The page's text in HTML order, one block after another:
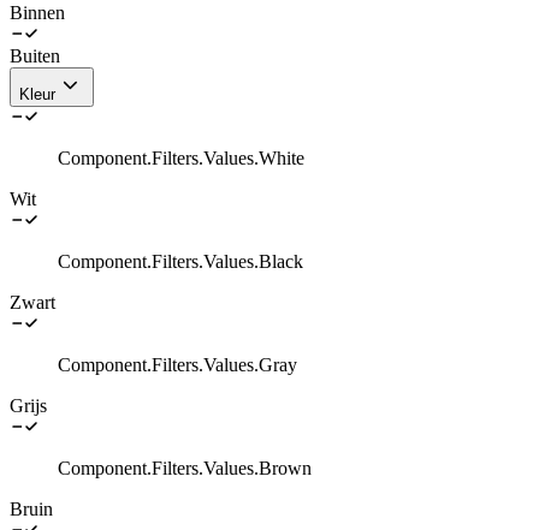
Binnen
Buiten
Kleur
Component.Filters.Values.White
Wit
Component.Filters.Values.Black
Zwart
Component.Filters.Values.Gray
Grijs
Component.Filters.Values.Brown
Bruin